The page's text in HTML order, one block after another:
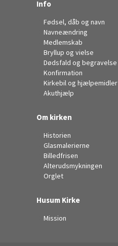
Info
Fødsel, dåb og navn
Navneændring
Medlemskab
Bryllup og vielse
Dødsfald og begravelse
Konfirmation
Kirkebil og hjælpemidler
Akuthjælp
Om kirken
Historien
Glasmalerierne
Billedfrisen
Alterudsmykningen
Orglet
Husum Kirke
Mission